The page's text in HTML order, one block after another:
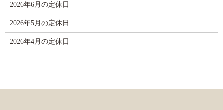
2026年6月の定休日
2026年5月の定休日
2026年4月の定休日